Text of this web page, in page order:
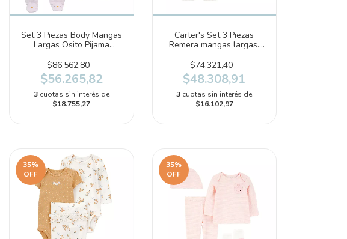
Set 3 Piezas Body Mangas
Largas Osito Pijama
(1R038710)
$86.562,80
$56.265,82
3 cuotas sin interés de
$18.755,27
Carter's Set 3 Piezas
Remera mangas largas.
(1P870110)
$74.321,40
$48.308,91
3 cuotas sin interés de
$16.102,97
35%
OFF
35%
OFF